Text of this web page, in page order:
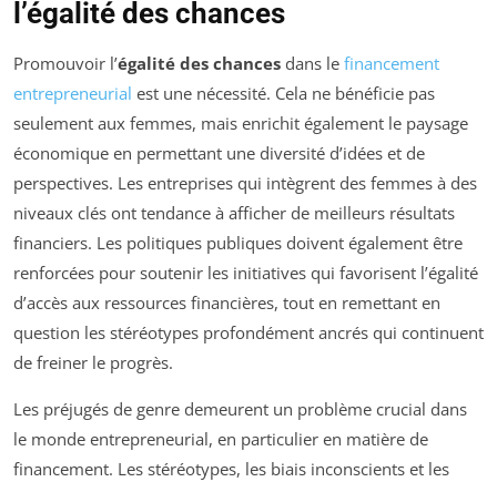
l’égalité des chances
Promouvoir l’égalité des chances dans le financement
entrepreneurial est une nécessité. Cela ne bénéficie pas
seulement aux femmes, mais enrichit également le paysage
économique en permettant une diversité d’idées et de
perspectives. Les entreprises qui intègrent des femmes à des
niveaux clés ont tendance à afficher de meilleurs résultats
financiers. Les politiques publiques doivent également être
renforcées pour soutenir les initiatives qui favorisent l’égalité
d’accès aux ressources financières, tout en remettant en
question les stéréotypes profondément ancrés qui continuent
de freiner le progrès.
Les préjugés de genre demeurent un problème crucial dans
le monde entrepreneurial, en particulier en matière de
financement. Les stéréotypes, les biais inconscients et les